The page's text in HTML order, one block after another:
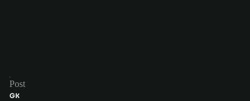
Post
GK